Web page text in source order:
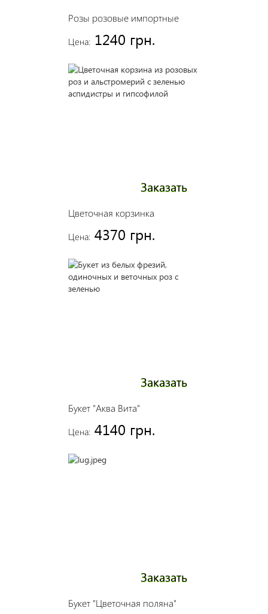
Розы розовые импортные
Цена: 1240 грн.
Цветочная корзинка
Цена: 4370 грн.
Заказать
Букет "Аква Вита"
Цена: 4140 грн.
Заказать
Букет "Цветочная поляна"
Заказать